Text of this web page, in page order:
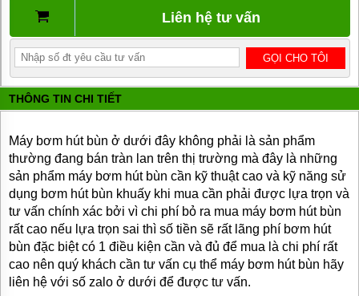
TRUYỀN
NHIỆT
BƠM
HÚT
THÙNG
PHUY
BƠM KHÍ
HÓA
LỎNG,
BƠM KHÍ
AMONIAC
ĐỘNG
CƠ
ĐIỆN
VAN
Liên hệ tư vấn
THÔNG TIN CHI TIẾT
Máy bơm hút bùn ở dưới đây không phải là sản phẩm
thường đang bán tràn lan trên thị trường mà đây là những
sản phẩm máy bơm hút bùn cần kỹ thuật cao và kỹ năng sử
dụng bơm hút bùn khuấy khi mua cần phải được lựa trọn và
tư vấn chính xác bởi vì chi phí bỏ ra mua máy bơm hút bùn
rất cao nếu lựa trọn sai thì số tiền sẽ rất lãng phí bơm hút
bùn đặc biệt có 1 điều kiện cần và đủ để mua là chi phí rất
cao nên quý khách cần tư vấn cụ thể máy bơm hút bùn hãy
liên hệ với số zalo ở dưới để được tư vấn.